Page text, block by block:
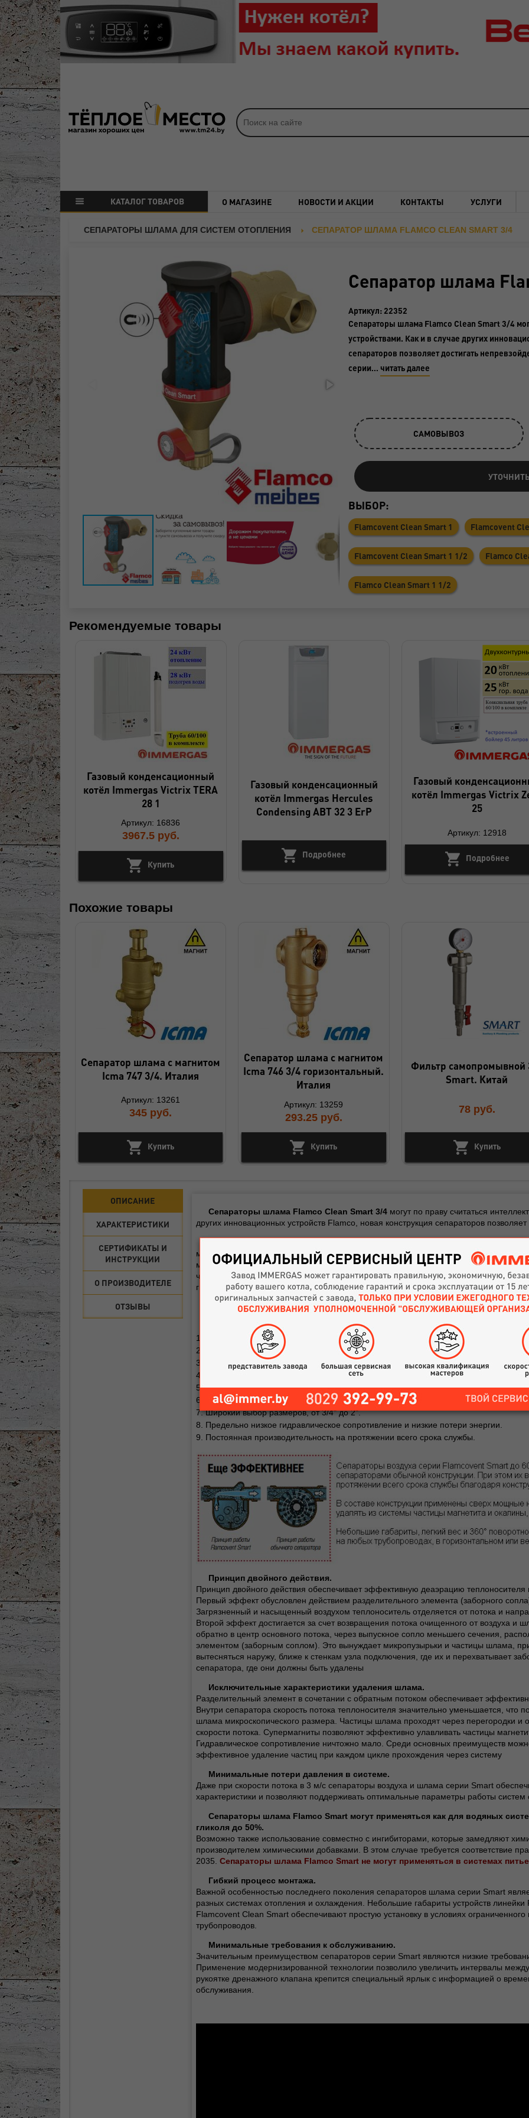
КАТАЛОГ ТОВАРОВ О МАГАЗИНЕ НОВОСТИ И АКЦИИ КОНТАКТЫ УСЛУГИ
СЕПАРАТОРЫ ШЛАМА ДЛЯ СИСТЕМ ОТОПЛЕНИЯ СЕПАРАТОР ШЛАМА FLAMCO CLEAN SMART 3/4
Сепаратор шлама
Артикул: 22352
Сепараторы шлама Flamco Clean Smart 3/4
устройствами. Как и в случае других
сепараторов позволяет достигать
серии… читать далее
САМОВЫВОЗ
ВЫБОР:
Flamcovent Clean Smart 1 Flamcovent
Flamcovent Clean Smart 1 1/2 Flamco
Flamco Clean Smart 1 1/2
Рекомендуемые товары
Газовый конденсационный
котёл Immergas Victrix TERA
28 1
Артикул: 16836
3967.5 руб.
Купить
Газовый конденсационный
котёл Immergas Hercules
Condensing ABT 32 3 ErP
Подробнее
Газовый
котёл Immergas Victrix
25
Артикул: 12918
Подробнее
Похожие товары
Сепаратор шлама с магнитом
Icma 747 3/4. Италия
Артикул: 13261
345 руб.
Купить
Сепаратор шлама с магнитом
Icma 746 3/4 горизонтальный.
Италия
Артикул: 13259
293.25 руб.
Купить
Фильтр самопромывной
Smart. Китай
78 руб.
Купить
ОПИСАНИЕ
ХАРАКТЕРИСТИКИ
СЕРТИФИКАТЫ И
ИНСТРУКЦИИ
О ПРОИЗВОДИТЕЛЕ
ОТЗЫВЫ
Сепараторы шлама Flamco Clean Smart 3/4 могут по праву считаться
других инновационных устройств Flamco, новая конструкция сепараторов
магнетита, присутствующие в системе, притягиваются магнитным полем,
магнитами, расположенными на корпусе в виде логотипа Flamco. Кроме того,
частиц шлама и грязи. Сепараторы серии Smart практически не требуют
гидравлическим сопротивлением.
ОСНОВНЫЕ ПРЕИМУЩЕСТВА:
1. Производительность на 60% выше по сравнению с обычными сепараторами
2. Работа при температурах до 120 °C.
3. Функционирование при рабочем давлении до 10 бар.
4. Высокие скоростные характеристики, до 3 м/с.
5. Возможно применение с трубопроводами всех типов.
6. Небольшие габариты и легкий вес.
7. Широкий выбор размеров, от 3/4" до 2".
8. Предельно низкое гидравлическое сопротивление и низкие потери энергии.
9. Постоянная производительность на протяжении всего срока службы.
Принцип двойного действия.
Принцип двойного действия обеспечивает эффективную деаэрацию
Первый эффект обусловлен действием разделительного элемента (заборного
Загрязненный и насыщенный воздухом теплоноситель отделяется от потока и
Второй эффект достигается за счет возвращения потока очищенного от воздуха и
обратно в центр основного потока, через выпускное сопло меньшего сечения,
элементом (заборным соплом). Это вынуждает микропузырьки и частицы шлама,
вытесняться наружу, ближе к стенкам узла подключения, где их и перехватывает
сепаратора, где они должны быть удалены
Исключительные характеристики удаления шлама.
Разделительный элемент в сочетании с обратным потоком обеспечивает
Внутри сепаратора скорость потока теплоносителя значительно уменьшается, что
шлама микроскопического размера. Частицы шлама проходят через перегородки и
скорости потока. Супермагниты позволяют эффективно улавливать частицы
Гидравлическое сопротивление ничтожно мало. Среди основных преимуществ
эффективное удаление частиц при каждом цикле прохождения через систему
Минимальные потери давления в системе.
Даже при скорости потока в 3 м/с сепараторы воздуха и шлама серии Smart
характеристики и позволяют поддерживать оптимальные параметры работы
Сепараторы шлама Flamco Smart могут применяться как для водяных
гликоля до 50%.
Возможно также использование совместно с ингибиторами, которые замедляют
производителем химическими добавками. В этом случае требуется соответствие
2035. Сепараторы шлама Flamco Smart не могут применяться в системах
Гибкий процесс монтажа.
Важной особенностью последнего поколения сепараторов шлама серии Smart
разных системах отопления и охлаждения. Небольшие габариты устройств
Flamcovent Clean Smart обеспечивают простую установку в условиях
трубопроводов.
Минимальные требования к обслуживанию.
Значительным преимуществом сепараторов серии Smart являются низкие
Применение модернизированной технологии позволило увеличить интервалы
рукоятке дренажного клапана крепится специальный ярлык с информацией о
обслуживания.